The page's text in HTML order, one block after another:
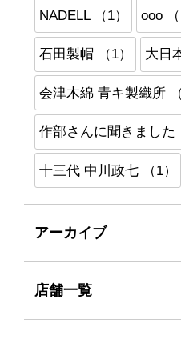
NADELL （1） ooo （
石田製帽 （1） 大日
会津木綿 青キ製織所 （
作部さんに聞きました
十三代 中川政七 （1）
アーカイブ
店舗一覧